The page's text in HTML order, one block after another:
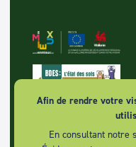
Afin de rendre votre
En consultant notre